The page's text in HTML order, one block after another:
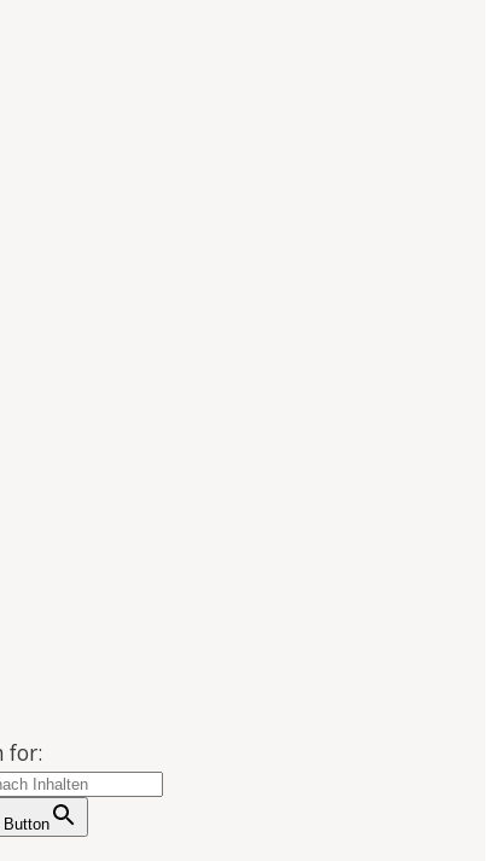
for:
Button